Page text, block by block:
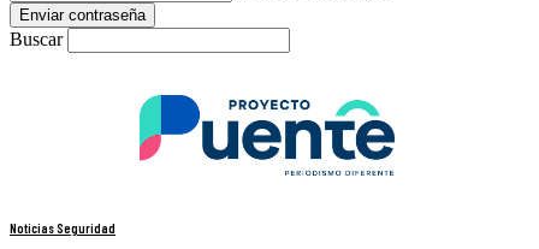
Buscar
Noticias Seguridad